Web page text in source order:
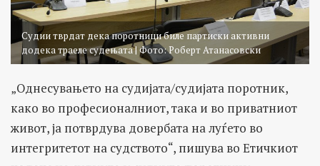
Судии тврдат дека поротници биле партиски активни
додека траеле судењата | Фото: Роберт Атанасовски
„Однесувањето на судијата/судијата поротник,
како во професионалниот, така и во приватниот
живот, ја потврдува довербата на луѓето во
интегритетот на судството“, пишува во Етичкиот